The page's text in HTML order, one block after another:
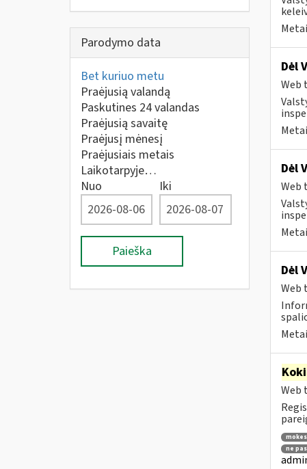
Parodymo data
Bet kuriuo metu
Praėjusią valandą
Paskutines 24 valandas
Praėjusią savaitę
Praėjusį mėnesį
Praėjusiais metais
Laikotarpyje…
Nuo
Iki
Paieška
Dėl
Web
Dėl
Web
Dėl
Web
Web
ne